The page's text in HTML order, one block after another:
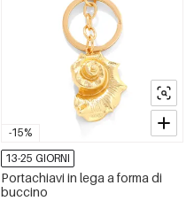
-15%
13-25 GIORNI
Portachiavi in lega a forma di
buccino